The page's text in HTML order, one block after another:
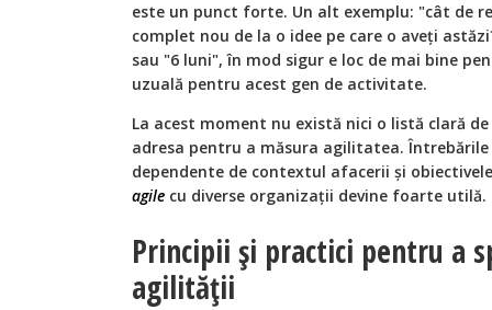
este un punct forte. Un alt exemplu: "cât de
complet nou de la o idee pe care o aveți
sau "6 luni", în mod sigur e loc de mai bine
uzuală pentru acest gen de activitate.
La acest moment nu există nici o listă clară
adresa pentru a măsura agilitatea.
dependente de contextul afacerii și
agile cu diverse organizații devine foarte utilă.
Principii și practici pentru a
agilității